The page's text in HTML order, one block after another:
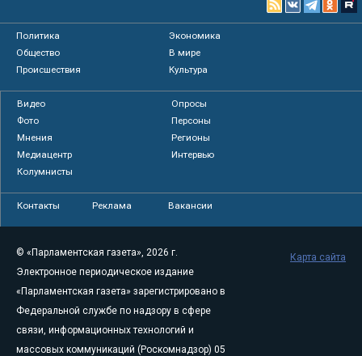
Политика
Экономика
Общество
В мире
Происшествия
Культура
Видео
Опросы
Фото
Персоны
Мнения
Регионы
Медиацентр
Интервью
Колумнисты
Контакты Реклама Вакансии
© «Парламентская газета», 2026 г.
Электронное периодическое издание
«Парламентская газета» зарегистрировано в
Федеральной службе по надзору в сфере
связи, информационных технологий и
массовых коммуникаций (Роскомнадзор) 05
Карта сайта